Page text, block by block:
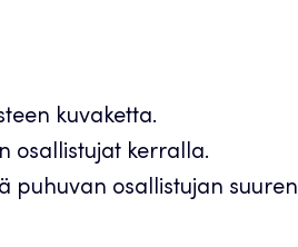
kuvaketta.
osallistujat kerralla.
puhuvan osallistujan suuren